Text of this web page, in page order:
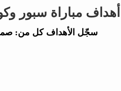
أهداف مباراة سبور
سجّل الأهداف كل من: